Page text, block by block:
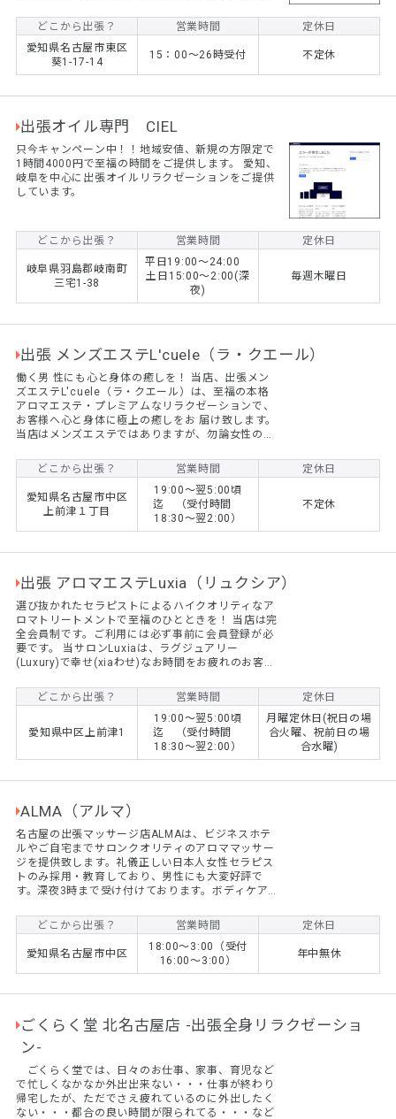
い。
どこから出張？ 営業時間
定休日
愛知県名古屋市東区
葵1-17-14
15：00～26時受付 不定休
出張オイル専門 CIEL
只今キャンペーン中！！地域安値、新規の方限定で
1時間4000円で至福の時間をご提供します。 愛知、
岐阜を中心に出張オイルリラクゼーションをご提供
しています。
どこから出張？ 営業時間 定休日
岐阜県羽島郡岐南町
三宅1-38
平日19:00〜24:00
土日15:00〜2:00(深
夜)
毎週木曜日
出張 メンズエステL'cuele（ラ・クエール）
働く男 性にも心と身体の癒しを！ 当店、出張メン
ズエステL'cuele（ラ・クエール）は、至福の本格
アロマエステ・プレミアムなリラクゼーションで、
お客様へ心と身体に極上の癒しをお 届け致します。
当店はメンズエステではありますが、勿論女性のお
15,000円～
どこから出張？ 営業時間 定休日
愛知県名古屋市中区
上前津１丁目
19:00～翌5:00頃
迄 （受付時間
18:30～翌2:00）
不定休
出張 アロマエステLuxia（リュクシア）
選び抜かれたセラピストによるハイクオリティなア
ロマトリートメントで至福のひとときを！ 当店は完
全会員制です。ご利用には必ず事前に会員登録が必
要です。 当サロンLuxiaは、ラグジュアリー
(Luxury)で幸せ(xiaわせ)なお時間をお疲れのお客様
イルマッサージです。 Luxiaの出張アロマオイルマ
ッサージはセラピストひとりひとりの熱い想いで、
お客様の日頃たまった心身のお疲れを癒し、愛情の
こもった施術を行います。 60分 9,000円～
どこから出張？ 営業時間 定休日
愛知県中区上前津1
19:00～翌5:00頃
迄 （受付時間
18:30～翌2:00）
月曜定休日(祝日の場
合火曜、祝前日の場
合水曜)
ALMA（アルマ）
名古屋の出張マッサージ店ALMAは、ビジネスホテ
ルやご自宅までサロンクオリティのアロママッサー
ジを提供致します。礼儀正しい日本人女性セラピス
トのみ採用・教育しており、男性にも大変好評で
す。深夜3時まで受け付けております。ボディケアと
どこから出張？
営業時間 定休日
愛知県名古屋市中区
18:00〜3:00（受付
16:00〜3:00）
年中無休
ごくらく堂 北名古屋店 -出張全身リラクゼーショ
ン-
ごくらく堂では、日々のお仕事、家事、育児など
で忙しくなかなか外出出来ない・・・仕事が終わり
帰宅したが、ただでさえ疲れているのに外出したく
ない・・・都合の良い時間が限られてる・・・など